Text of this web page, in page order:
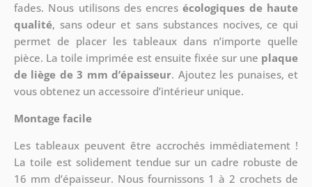
fades. Nous utilisons des encresécologiques de haute
qualité, sans odeur et sans substances nocives, ce qui
permet de placer les tableaux dans n’importe quelle
pièce. La toile imprimée est ensuite fixée sur une plaque
de liège de 3 mm d’épaisseur. Ajoutez les punaises, et
vous obtenez un accessoire d’intérieur unique.
Montage facile
Les tableaux peuvent être accrochés immédiatement !
La toile est solidement tendue sur un cadre robuste de
16 mm d’épaisseur. Nous fournissons 1 à 2 crochets de